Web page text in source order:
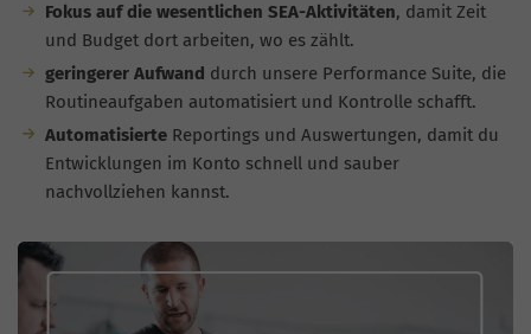
Fokus auf die wesentlichen SEA-Aktivitäten, damit Zeit
und Budget dort arbeiten, wo es zählt.
geringerer Aufwand durch unsere Performance Suite, die
Routineaufgaben automatisiert und Kontrolle schafft.
AutomatisierteReportings und Auswertungen, damit du
Entwicklungen im Konto schnell und sauber
nachvollziehen kannst.